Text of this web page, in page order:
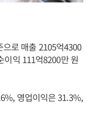
로 매출 2105억4300
이익 111억8200만 원
영업이익은 31.3%,